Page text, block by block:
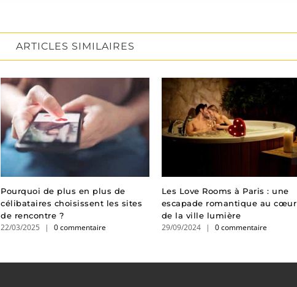
ARTICLES SIMILAIRES
Pourquoi de plus en plus de
célibataires choisissent les sites
de rencontre ?
22/03/2025 | 0 commentaire
Les Love Rooms à Paris : une
escapade romantique au cœur
de la ville lumière
29/09/2024 | 0 commentaire